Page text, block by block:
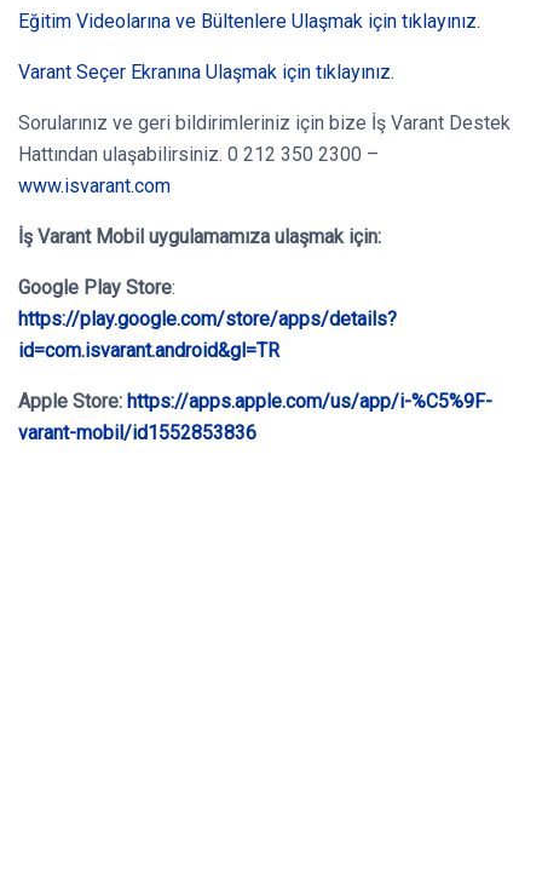
Eğitim Videolarına ve Bültenlere Ulaşmak için tıklayınız.
Varant Seçer Ekranına Ulaşmak için tıklayınız.
Sorularınız ve geri bildirimleriniz için bize İş Varant Destek
Hattından ulaşabilirsiniz. 0 212 350 2300 –
www.isvarant.com
İş Varant Mobil uygulamamıza ulaşmak için:
Google Play Store:
https://play.google.com/store/apps/details?
id=com.isvarant.android&gl=TR
Apple Store: https://apps.apple.com/us/app/i-%C5%9F-
varant-mobil/id1552853836